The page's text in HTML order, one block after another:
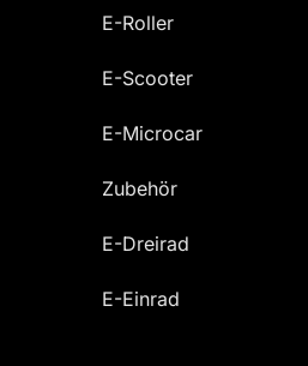
E-Roller
E-Scooter
E-Microcar
Zubehör
E-Dreirad
E-Einrad